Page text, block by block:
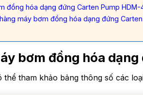
đồng hóa dạng đứng Carten Pump HDM-
máy bơm đồng hóa dạng đứng
bơm đồng hóa
thể tham khảo bảng thông số các